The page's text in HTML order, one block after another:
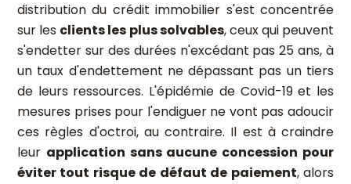
distribution du crédit immobilier s'est concentrée
sur les clients les plus solvables, ceux qui peuvent
s'endetter sur des durées n'excédant pas 25 ans, à
un taux d'endettement ne dépassant pas un tiers
de leurs ressources. L'épidémie de Covid-19 et les
mesures prises pour l'endiguer ne vont pas adoucir
ces règles d'octroi, au contraire. Il est à craindre
leur application sans aucune concession pour
éviter tout risque de défaut de paiement, alors